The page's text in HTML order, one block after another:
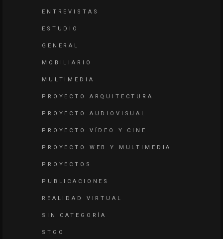
ENTREVISTAS
ESTUDIO
GENERAL
MOBILIARIO
MULTIMEDIA
PROYECTO ARQUITECTURA
PROYECTO AUDIOVISUAL
PROYECTO VÍDEO Y CINE
PROYECTO WEB Y MULTIMEDIA
PROYECTOS
PUBLICACIONES
REALIDAD VIRTUAL
SIN CATEGORÍA
STGO